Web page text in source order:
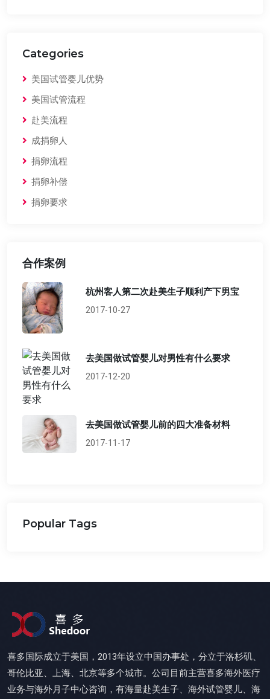
Categories
美国试管婴儿优势
美国试管流程
赴美流程
成捐卵人
捐卵流程
捐卵补偿
捐卵要求
合作案例
杭州客人第二次赴美生子顺利产下男宝
2017-10-27
去美国做试管婴儿对男性有什么要求
2017-12-20
去美国做试管婴儿前的四大准备材料
2017-11-17
Popular Tags
喜多国际成立于美国，2013年设立中国办事处，分立于洛杉矶、
哥伦比亚、上海、北京等多个城市。公司目前主营喜多海外医疗
业务与海外月子中心咨询，有海量赴美生子、海外试管婴儿、海